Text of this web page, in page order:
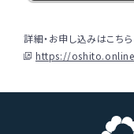
詳細・お申し込みはこちら
https://